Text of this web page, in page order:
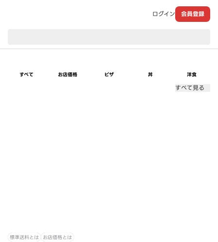
ログイン 会員登録
すべて お店価格 ピザ 丼 洋食
すべて見る
標準送料とは お店価格とは